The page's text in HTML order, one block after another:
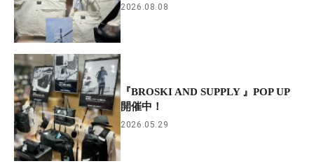
2026.08.08
『BROSKI AND SUPPLY 』POP UP
開催中！
2026.05.29